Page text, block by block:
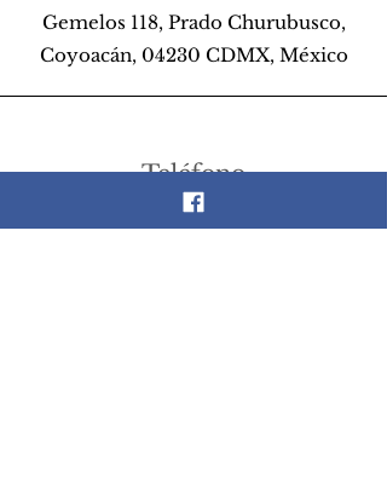
Gemelos 118, Prado Churubusco,
Coyoacán, 04230 CDMX, México
Teléfono
55 26 89 13 14